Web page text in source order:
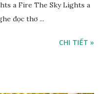
a Fire The Sky Lights a
đọc thơ ...
CHI TIẾT »